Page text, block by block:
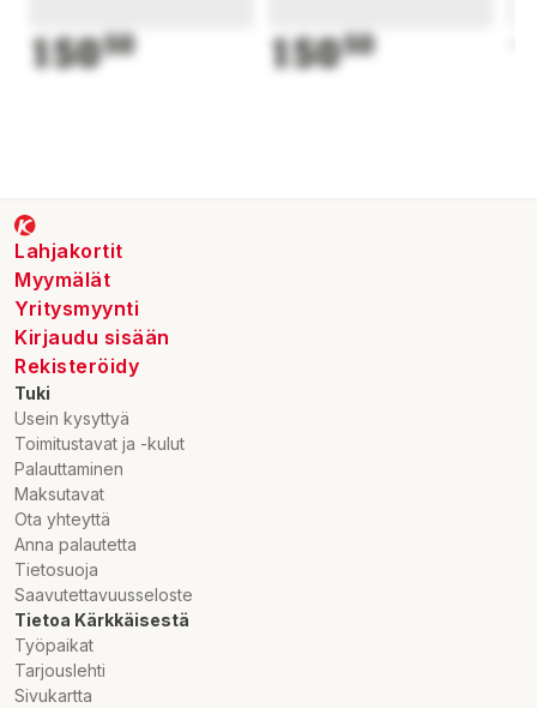
15050 15050
Lahjakortit
Myymälät
Yritysmyynti
Kirjaudu sisään
Rekisteröidy
Tuki
Usein kysyttyä
Toimitustavat ja -kulut
Palauttaminen
Maksutavat
Ota yhteyttä
Anna palautetta
Tietosuoja
Saavutettavuusseloste
Tietoa Kärkkäisestä
Työpaikat
Tarjouslehti
Sivukartta